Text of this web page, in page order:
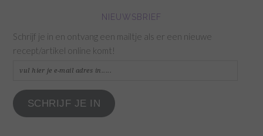
NIEUWSBRIEF
Schrijf je in en ontvang een mailtje als er een nieuwe
recept/artikel online komt!
vul
je
e-
SCHRIJF JE IN